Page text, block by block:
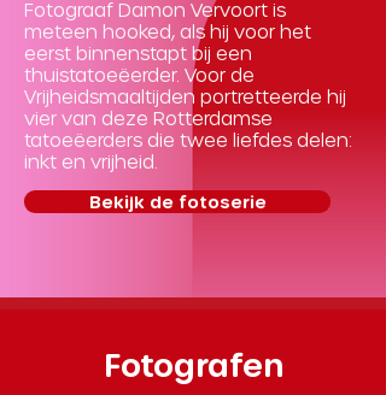
Fotograaf Damon Vervoort is
meteen hooked, als hij voor het
eerst binnenstapt bij een
thuistatoeëerder. Voor de
Vrijheidsmaaltijden portretteerde hij
vier van deze Rotterdamse
tatoeëerders die twee liefdes delen:
inkt en vrijheid.
Bekijk de fotoserie
Fotografen